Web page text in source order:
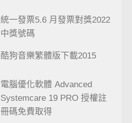
統一發票5.6 月發票對獎2022
中獎號碼
酷狗音樂繁體版下載2015
電腦優化軟體 Advanced
Systemcare 19 PRO 授權註
冊碼免費取得